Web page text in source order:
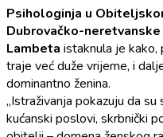
Psihologinja u
Dubrovačko-
Lambeta istaknula je kako,
traje već duže vrijeme, i
dominantno ženina.
„Istraživanja pokazuju da
kućanski poslovi, skrbnički